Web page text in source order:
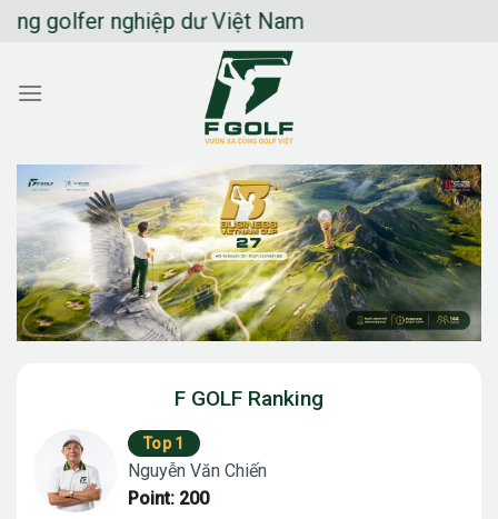
Chuyển
dung
nghiệp dư Việt Nam
F GOLF Ranking
Top 1
Nguyễn Văn Chiến
Point: 200